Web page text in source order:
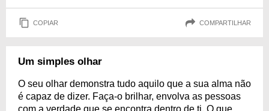
COPIAR COMPARTILHAR
Um simples olhar
O seu olhar demonstra tudo aquilo que a sua alma não
é capaz de dizer. Faça-o brilhar, envolva as pessoas
com a verdade que se encontra dentro de ti. O que